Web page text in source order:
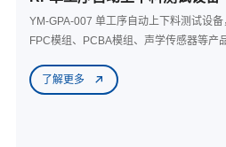
YM-GPA-007 单工序自动上下料测试设
FPC模组、PCBA模组、声学传感器等产
2000PCS，通过更换料盘等产品相关部
了解更多